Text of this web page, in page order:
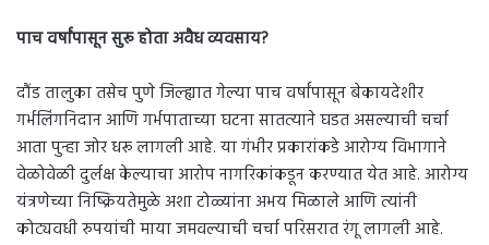
पाच वर्षांपासून सुरू होता अवैध व्यवसाय?
दौंड तालुका तसेच पुणे जिल्ह्यात गेल्या पाच वर्षांपासून बेकायदेशीर
गर्भलिंगनिदान आणि गर्भपाताच्या घटना सातत्याने घडत असल्याची चर्चा
आता पुन्हा जोर धरू लागली आहे. या गंभीर प्रकारांकडे आरोग्य विभागाने
वेळोवेळी दुर्लक्ष केल्याचा आरोप नागरिकांकडून करण्यात येत आहे. आरोग्य
यंत्रणेच्या निष्क्रियतेमुळे अशा टोळ्यांना अभय मिळाले आणि त्यांनी
कोट्यवधी रुपयांची माया जमवल्याची चर्चा परिसरात रंगू लागली आहे.